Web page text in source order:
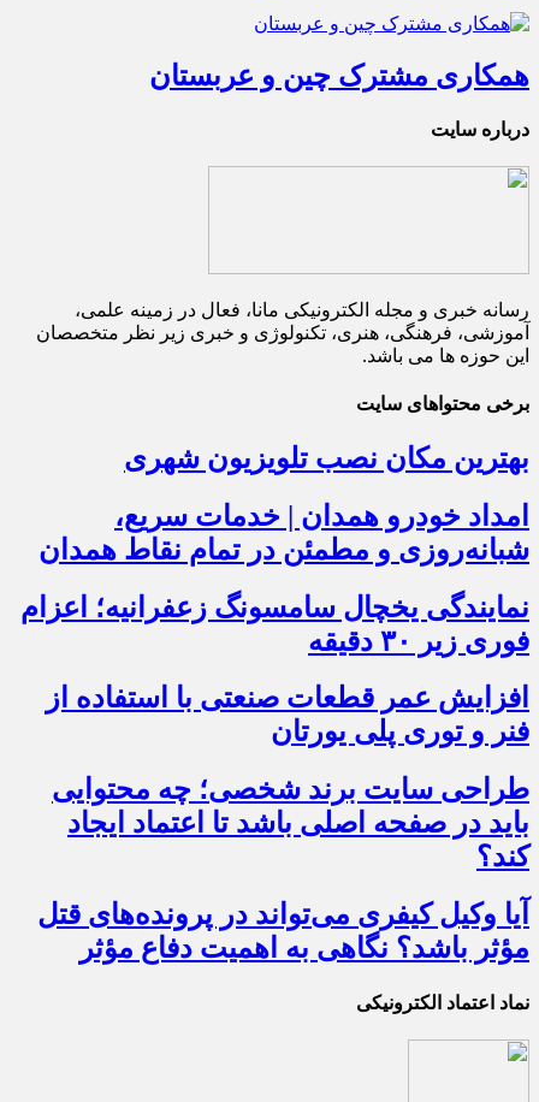
همکاری مشترک چین و عربستان
درباره سایت
رسانه خبری و مجله الکترونیکی مانا، فعال در زمینه علمی،
آموزشی، فرهنگی، هنری، تکنولوژی و خبری زیر نظر متخصصان
این حوزه ها می باشد.
برخی محتواهای سایت
بهترین مکان نصب تلویزیون شهری
امداد خودرو همدان | خدمات سریع،
شبانه‌روزی و مطمئن در تمام نقاط همدان
نمایندگی یخچال سامسونگ زعفرانیه؛ اعزام
فوری زیر ۳۰ دقیقه
افزایش عمر قطعات صنعتی با استفاده از
فنر و توری پلی یورتان
طراحی سایت برند شخصی؛ چه محتوایی
باید در صفحه اصلی باشد تا اعتماد ایجاد
کند؟
آیا وکیل کیفری می‌تواند در پرونده‌های قتل
مؤثر باشد؟ نگاهی به اهمیت دفاع مؤثر
نماد اعتماد الکترونیکی